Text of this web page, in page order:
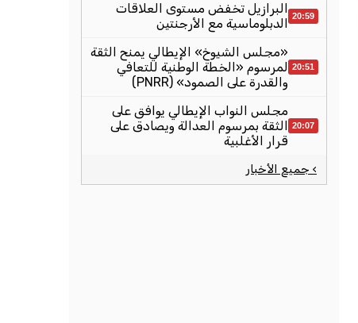
20:59 البرازيل تخفض مستوى العلاقات
الدبلوماسية مع الأرجنتين
20:51
«مجلس الشيوخ» الإيطالي يمنح الثقة
لمرسوم «الخطة الوطنية للتعافي
والقدرة على الصمود» (PNRR)
20:07
مجلس النواب الإيطالي يوافق على
الثقة بمرسوم العدالة ويصادق على
قرار الأغلبية
› جميع الأخبار